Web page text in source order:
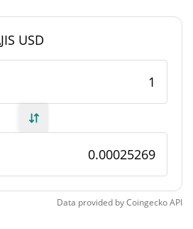
1 000 000 000 BALAJIS
1 000 000 000 BALAJIS
1 000 000 000 BALAJIS
USD
Data provided byCoingeckoAPI